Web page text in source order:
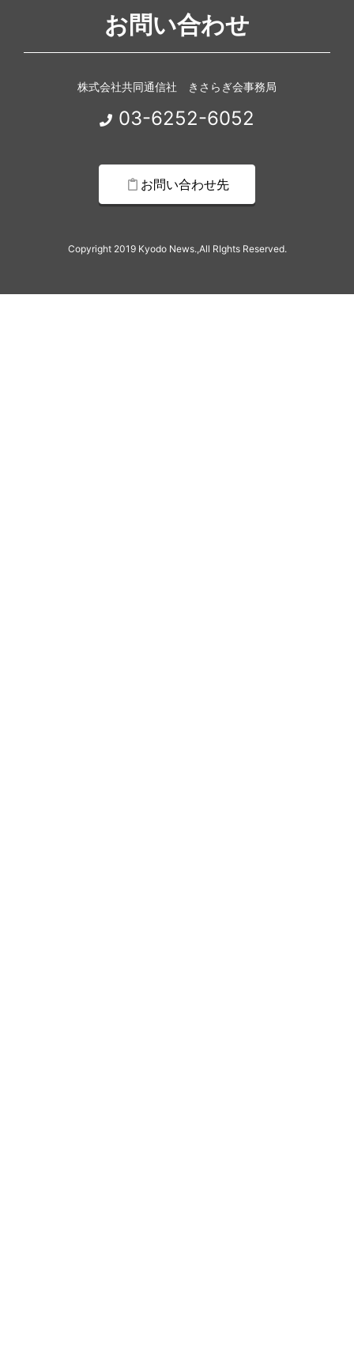
お問い合わせ
株式会社共同通信社 きさらぎ会事務局
03-6252-6052
お問い合わせ先
Copyright 2019 Kyodo News.,All RIghts Reserved.